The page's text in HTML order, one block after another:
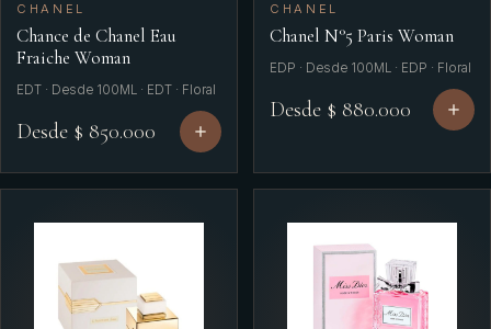
CHANEL
Chance de Chanel Eau
Fraiche Woman
EDT · Desde 100ML · EDT · Floral
Desde $ 850.000
CHANEL
Chanel N°5 Paris Woman
EDP · Desde 100ML · EDP · Floral
Desde $ 880.000